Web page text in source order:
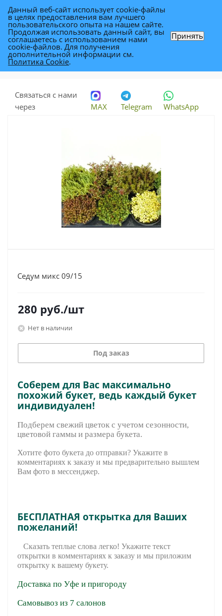
Седум микс 09/15
Каталог - Растения -
Связаться с нами
через
MAX Telegram WhatsApp
Седум микс 09/15
280 руб./шт
Нет в наличии
Под заказ
Соберем для Вас максимально
похожий букет, ведь каждый букет
индивидуален!
Подберем свежий цветок с учетом сезонности,
цветовой гаммы и размера букета.
Хотите фото букета до отправки? Укажите в
комментариях к заказу и мы предварительно вышлем
Вам фото в мессенджер.
БЕСПЛАТНАЯ открытка для Ваших
пожеланий!
Сказать теплые слова легко! Укажите текст
открытки в комментариях к заказу и мы приложим
открытку к вашему букету.
Доставка по Уфе и пригороду
Самовывоз из 7 салонов
Данный веб-сайт использует cookie-файлы
в целях предоставления вам лучшего
пользовательского опыта на нашем сайте.
Продолжая использовать данный сайт, вы
соглашаетесь с использованием нами
cookie-файлов. Для получения
дополнительной информации см.
Политика Cookie.
Принять